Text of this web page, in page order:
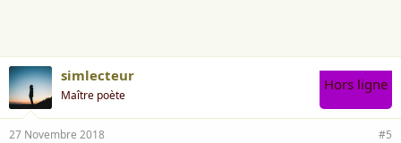
simlecteur
Maître poète
Hors ligne
27 Novembre 2018 #5